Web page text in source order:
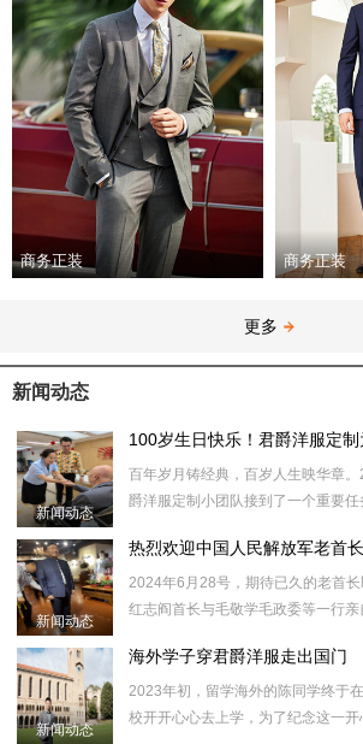
商务正装 商务正装
更多
新闻动态
新闻动态
百年岁月铸经典，百岁人生映华章
爵洋服定制小团队接到了一个重要任
衫，202
新闻动态
​2024年6月28号，期待已久的老首
红志阎首长与毛敬学毛政委等一行亲
量身定制了
新闻动态
海外学子穿君爵洋服走出国门
2023年初，留学海外的陈同学终于
校开开心心去上学，为了纪念这一开